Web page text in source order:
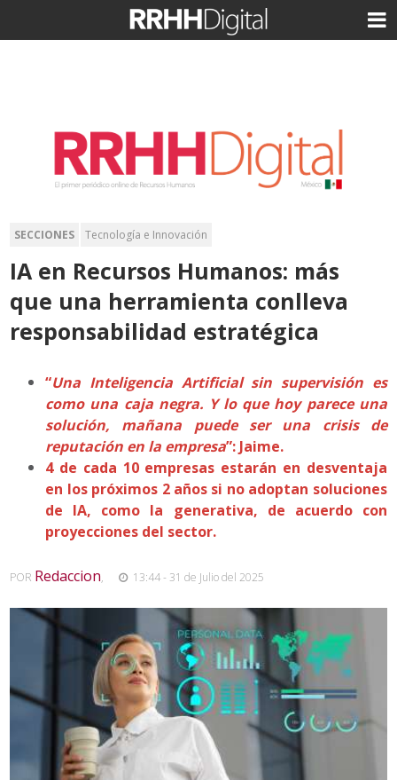
SECCIONES Tecnología e Innovación
IA en Recursos Humanos: más
que una herramienta conlleva
responsabilidad estratégica
“Una Inteligencia Artificial sin supervisión es
como una caja negra. Y lo que hoy parece una
solución, mañana puede ser una crisis de
reputación en la empresa”: Jaime.
4 de cada 10 empresas estarán en desventaja
en los próximos 2 años si no adoptan soluciones
de IA, como la generativa, de acuerdo con
proyecciones del sector.
POR Redaccion, 13:44 - 31 de Julio del 2025